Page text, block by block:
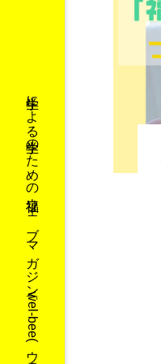
学生による学生のための福祉ウェブマガジン「wel-bee(ウェルビー)」です！